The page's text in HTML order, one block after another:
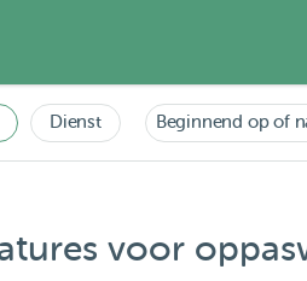
Dienst Beginnend op of
voor